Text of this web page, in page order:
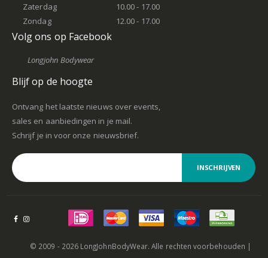
Zaterdag
10.00 - 17.00
Zondag
12.00 - 17.00
Volg ons op Facebook
Longjohn Bodywear
Blijf op de hoogte
Ontvang het laatste nieuws over events,
sales en aanbiedingen in je mail.
Schrijf je in voor onze nieuwsbrief.
INSCHRIJVEN
© 2009 - 2026 LongJohnBodyWear. Alle rechten voorbehouden |